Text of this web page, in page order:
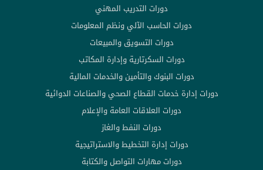
دورات التدريب المهني
دورات الحاسب الآلي ونظم المعلومات
دورات التسويق والمبيعات
دورات السكرتارية وإدارة المكاتب
دورات البنوك والتأمين والخدمات المالية
دورات إدارة خدمات القطاع الصحي والصناعات الدوائية
دورات العلاقات العامة والإعلام
دورات النفط والغاز
دورات إدارة التخطيط والاستراتيجية
دورات مهارات التواصل والكتابة